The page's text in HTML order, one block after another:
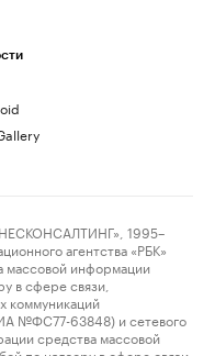
1995–
агентства «РБК»
массовой информации
в сфере связи,
коммуникаций
№ФС77-63848) и сетевого
средства массовой